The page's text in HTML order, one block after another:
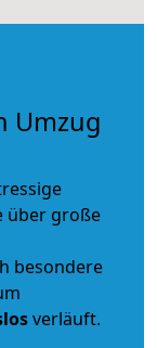
Umzug
über große
besondere
verläuft.